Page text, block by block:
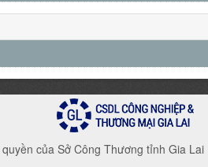
của Sở Công Thương tỉnh Gia Lai